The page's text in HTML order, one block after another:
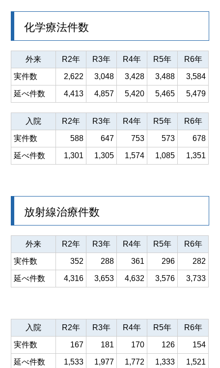
化学療法件数
外来 R2年 R3年 R4年 R5年 R6年
実件数 2,622 3,048 3,428 3,488 3,584
延べ件数 4,413 4,857 5,420 5,465 5,479
入院 R2年 R3年 R4年 R5年 R6年
実件数 588 647 753 573 678
延べ件数 1,301 1,305 1,574 1,085 1,351
放射線治療件数
外来 R2年 R3年 R4年 R5年 R6年
実件数 352 288 361 296 282
延べ件数 4,316 3,653 4,632 3,576 3,733
入院 R2年 R3年 R4年 R5年 R6年
実件数 167 181 170 126 154
延べ件数 1,533 1,977 1,772 1,333 1,521